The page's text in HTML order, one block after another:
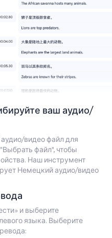
ваш аудио/
видео файл для
файл", чтобы
Наш инструмент
Немецкий аудио/видео
и выберите
языка. Выберите